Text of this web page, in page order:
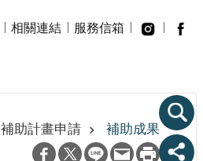
相關連結 服務信箱
補助計畫申請 補助成果